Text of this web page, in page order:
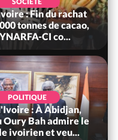
: Fin du rachat
tonnes de cacao,
CI co...
POLITIQUE
: À Abidjan,
Oury Bah admire le
ivoirien et veu...